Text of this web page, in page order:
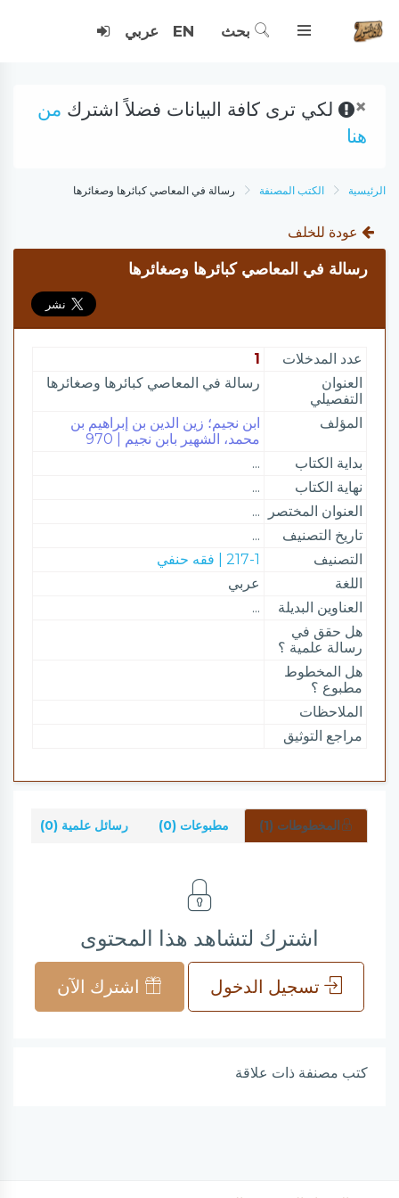
بحث EN عربي
× لكي ترى كافة البيانات فضلاً اشترك من
هنا
الرئيسية الكتب المصنفة رسالة في المعاصي كبائرها وصغائرها
عودة للخلف
رسالة في المعاصي كبائرها وصغائرها
عدد المدخلات
1
العنوان
التفصيلي
رسالة في المعاصي كبائرها وصغائرها
المؤلف
ابن نجيم؛ زين الدين بن إبراهيم بن
محمد، الشهير بابن نجيم | 970
بداية الكتاب
...
نهاية الكتاب
...
العنوان المختصر
...
تاريخ التصنيف
...
التصنيف
217-1 | فقه حنفي
اللغة
عربي
العناوين البديلة
...
هل حقق في
رسالة علمية ؟
هل المخطوط
مطبوع ؟
الملاحظات
مراجع التوثيق
المخطوطات (1) مطبوعات (0) رسائل علمية (0)
اشترك لتشاهد هذا المحتوى
تسجيل الدخول اشترك الآن
كتب مصنفة ذات علاقة